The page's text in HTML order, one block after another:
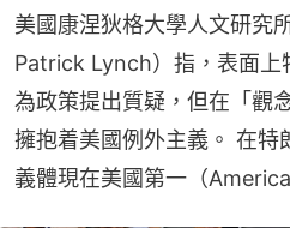
美國康涅狄格大學人文研究
Patrick Lynch）指，表面上
為政策提出質疑，但在「觀
擁抱着美國例外主義。 在特
義體現在美國第一（